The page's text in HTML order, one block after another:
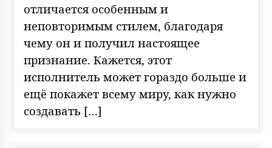
отличается особенным и
неповторимым стилем, благодаря
чему он и получил настоящее
признание. Кажется, этот
исполнитель может гораздо больше и
ещё покажет всему миру, как нужно
создавать […]